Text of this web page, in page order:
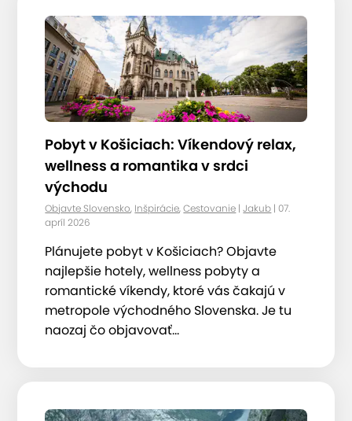
Pobyt v Košiciach: Víkendový relax,
wellness a romantika v srdci
východu
Objavte Slovensko, Inšpirácie,Cestovanie |Jakub | 07.
apríl 2026
Plánujete pobyt v Košiciach? Objavte
najlepšie hotely, wellness pobyty a
romantické víkendy, ktoré vás čakajú v
metropole východného Slovenska. Je tu
naozaj čo objavovať...